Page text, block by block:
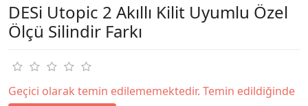
DESi Utopic 2 Akıllı Kilit Uyumlu Özel
Ölçü Silindir Farkı
Geçici olarak temin edilememektedir. Temin edildiğinde